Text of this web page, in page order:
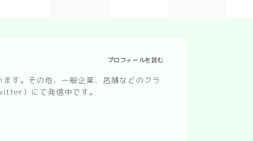
す。その他、一般企業、店舗などのクラ
）にて発信中です。
プロフィールを読む